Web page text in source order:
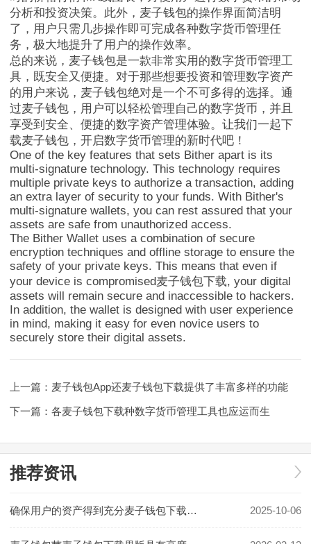
分析和投资决策。此外，麦子钱包的操作界面简洁明
了，用户只需几步操作即可完成各种数字货币管理任
务，极大地提升了用户的操作效率。
总的来说，麦子钱包是一款非常实用的数字货币管理工
具，既安全又便捷。对于那些想要投资和管理数字资产
的用户来说，麦子钱包绝对是一个不可多得的选择。通
过麦子钱包，用户可以轻松管理自己的数字货币，并且
享受到安全、便捷的数字资产管理体验。让我们一起下
载麦子钱包，开启数字货币管理的新时代吧！
One of the key features that sets Bither apart is its
multi-signature technology. This technology requires
multiple private keys to authorize a transaction, adding
an extra layer of security to your funds. With Bither's
multi-signature wallets, you can rest assured that your
assets are safe from unauthorized access.
The Bither Wallet uses a combination of secure
encryption techniques and offline storage to ensure the
safety of your private keys. This means that even if
your device is compromised麦子钱包下载, your digital
assets will remain secure and inaccessible to hackers.
In addition, the wallet is designed with user experience
in mind, making it easy for even novice users to
securely store their digital assets.
上一篇： 麦子钱包App还麦子钱包下载提供了丰富多样的功能
下一篇： 各麦子钱包下载种数字货币管理工具也应运而生
推荐资讯
确保用户的资产得到充分麦子钱包下载保护 2025-10-06